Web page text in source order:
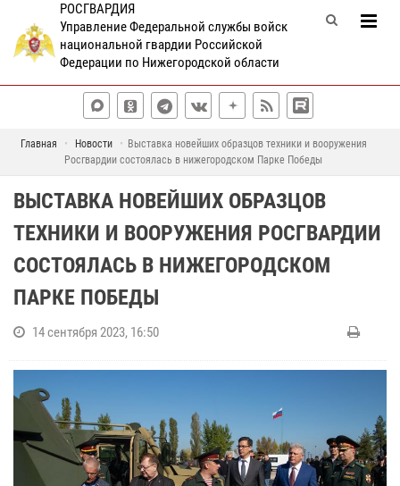
РОСГВАРДИЯ
Управление Федеральной службы войск
национальной гвардии Российской
Федерации по Нижегородской области
Главная Новости
Выставка новейших образцов техники и вооружения
Росгвардии состоялась в нижегородском Парке Победы
ВЫСТАВКА НОВЕЙШИХ ОБРАЗЦОВ
ТЕХНИКИ И ВООРУЖЕНИЯ РОСГВАРДИИ
СОСТОЯЛАСЬ В НИЖЕГОРОДСКОМ
ПАРКЕ ПОБЕДЫ
14 сентября 2023, 16:50